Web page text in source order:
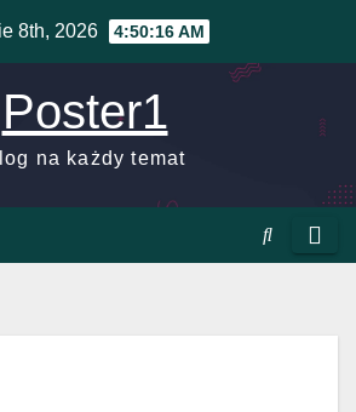
8th, 2026 4:50:16 AM
Poster1
na każdy temat